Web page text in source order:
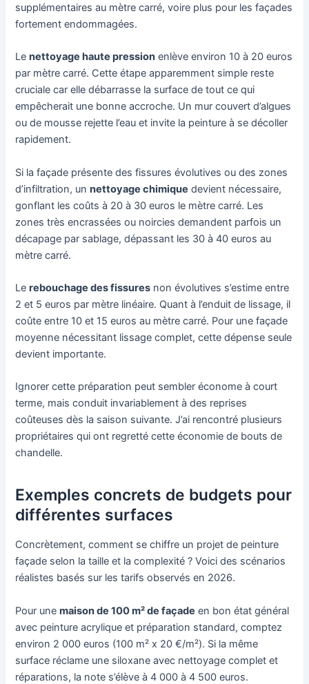
supplémentaires au mètre carré, voire plus pour les façades
fortement endommagées.
Lenettoyage haute pression enlève environ 10 à 20 euros
par mètre carré. Cette étape apparemment simple reste
cruciale car elle débarrasse la surface de tout ce qui
empêcherait une bonne accroche. Un mur couvert d’algues
ou de mousse rejette l’eau et invite la peinture à se décoller
rapidement.
Si la façade présente des fissures évolutives ou des zones
d’infiltration, unnettoyage chimique devient nécessaire,
gonflant les coûts à 20 à 30 euros le mètre carré. Les
zones très encrassées ou noircies demandent parfois un
décapage par sablage, dépassant les 30 à 40 euros au
mètre carré.
Lerebouchage des fissures non évolutives s’estime entre
2 et 5 euros par mètre linéaire. Quant à l’enduit de lissage, il
coûte entre 10 et 15 euros au mètre carré. Pour une façade
moyenne nécessitant lissage complet, cette dépense seule
devient importante.
Ignorer cette préparation peut sembler économe à court
terme, mais conduit invariablement à des reprises
coûteuses dès la saison suivante. J’ai rencontré plusieurs
propriétaires qui ont regretté cette économie de bouts de
chandelle.
Exemples concrets de budgets pour
différentes surfaces
Concrètement, comment se chiffre un projet de peinture
façade selon la taille et la complexité ? Voici des scénarios
réalistes basés sur les tarifs observés en 2026.
Pour unemaison de 100 m² de façade en bon état général
avec peinture acrylique et préparation standard, comptez
environ 2 000 euros (100 m² x 20 €/m²). Si la même
surface réclame une siloxane avec nettoyage complet et
réparations, la note s’élève à 4 000 à 4 500 euros.